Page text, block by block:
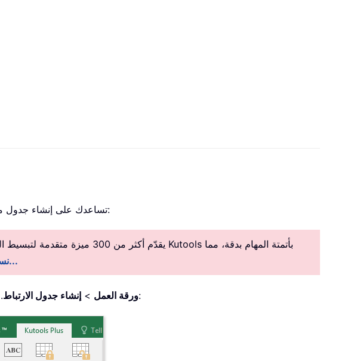
تساعدك على إنشاء جدول محتويات بسرعة في المصنف الحالي. اتبع الخطوات التالية:
يقدّم أكثر من 300 ميزة متقدمة لتبسيط المهام المعقدة، مما يعزز الإبداع والكفاءة.
نسخة تجريبية مجانية...
ورقة العمل > إنشاء جدول الارتباط . انظر لقطة الشاشة: